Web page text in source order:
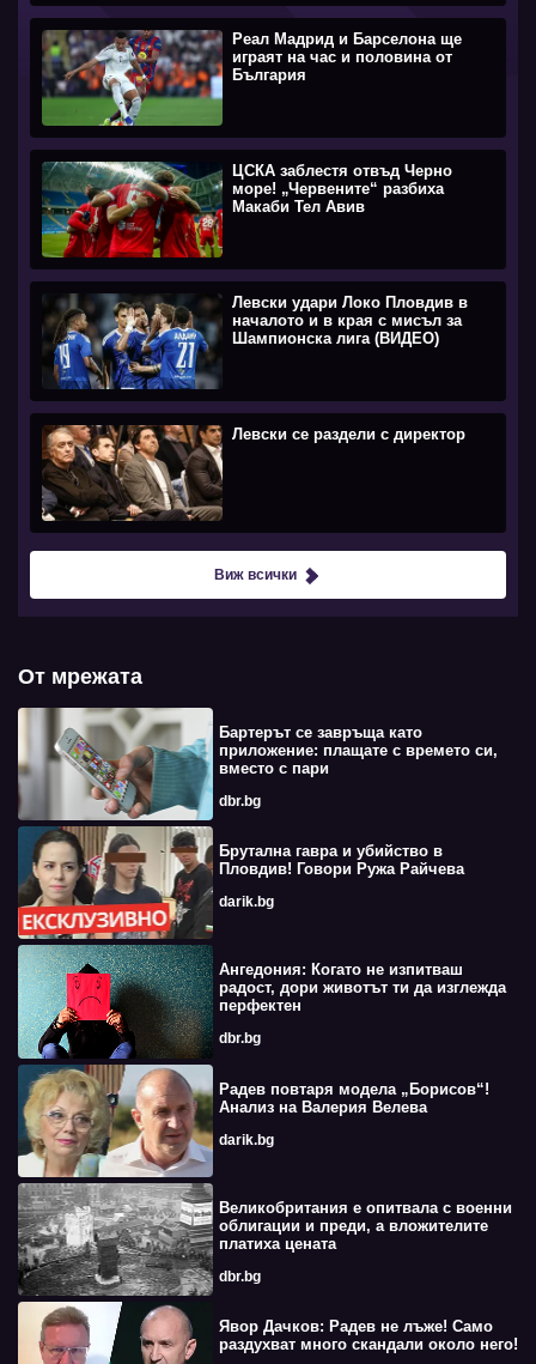
Реал Мадрид и Барселона ще
играят на час и половина от
България
ЦСКА заблестя отвъд Черно
море! „Червените“ разбиха
Макаби Тел Авив
Левски удари Локо Пловдив в
началото и в края с мисъл за
Шампионска лига (ВИДЕО)
Левски се раздели с директор
Виж всички
От мрежата
Бартерът се завръща като
приложение: плащате с времето си,
вместо с пари
dbr.bg
Брутална гавра и убийство в
Пловдив! Говори Ружа Райчева
darik.bg
Ангедония: Когато не изпитваш
радост, дори животът ти да изглежда
перфектен
dbr.bg
Радев повтаря модела „Борисов“!
Анализ на Валерия Велева
darik.bg
Великобритания е опитвала с военни
облигации и преди, а вложителите
платиха цената
dbr.bg
Явор Дачков: Радев не лъже! Само
раздухват много скандали около него!